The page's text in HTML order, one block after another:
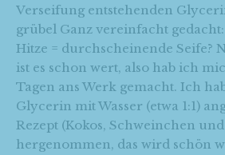
Verseifung entstehenden
grübel Ganz vereinfacht
Hitze = durchscheinende Seife?
ist es schon wert, also hab ich
Tagen ans Werk gemacht. Ich
Glycerin mit Wasser (etwa 1:1)
Rezept (Kokos, Schweinchen
hergenommen, das wird schön